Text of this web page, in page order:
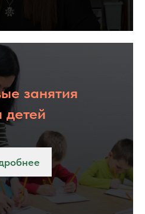
занятия
детей